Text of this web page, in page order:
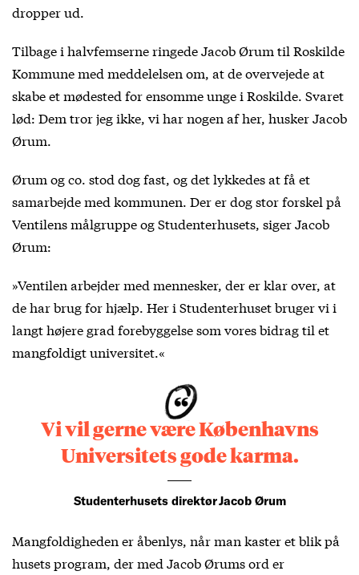
dropper ud.
Tilbage i halvfemserne ringede Jacob Ørum til Roskilde
Kommune med meddelelsen om, at de overvejede at
skabe et mødested for ensomme unge i Roskilde. Svaret
lød: Dem tror jeg ikke, vi har nogen af her, husker Jacob
Ørum.
Ørum og co. stod dog fast, og det lykkedes at få et
samarbejde med kommunen. Der er dog stor forskel på
Ventilens målgruppe og Studenterhusets, siger Jacob
Ørum:
»Ventilen arbejder med mennesker, der er klar over, at
de har brug for hjælp. Her i Studenterhuset bruger vi i
langt højere grad forebyggelse som vores bidrag til et
mangfoldigt universitet.«
Vi vil gerne være Københavns
Universitets gode karma.
Studenterhusets direktør Jacob Ørum
Mangfoldigheden er åbenlys, når man kaster et blik på
husets program, der med Jacob Ørums ord er